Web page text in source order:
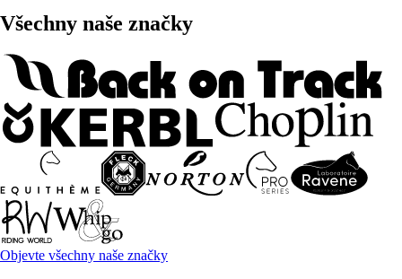
Všechny naše značky
Objevte všechny naše značky